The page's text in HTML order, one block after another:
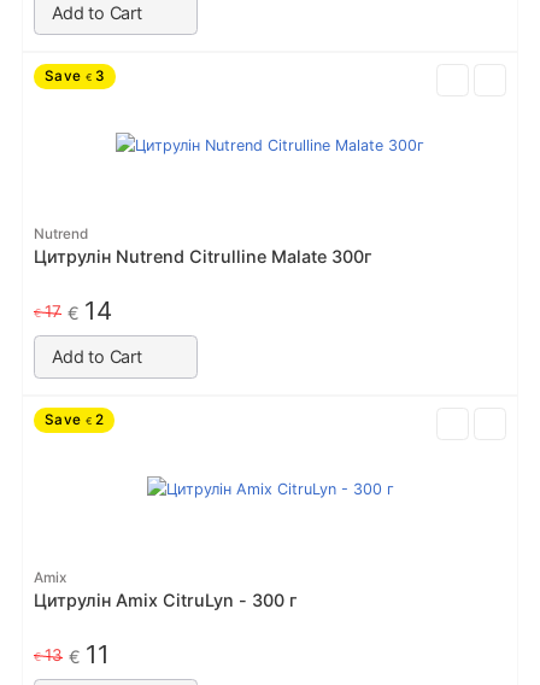
Add to Cart
Save € 3
Nutrend
Цитрулін Nutrend Citrulline Malate 300г
€17 € 14
Add to Cart
Save € 2
Amix
Цитрулін Amix CitruLyn - 300 г
€13 € 11